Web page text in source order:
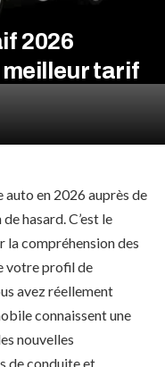
2026
tarif
auto en 2026 auprès de
hasard. C’est le
la compréhension des
votre profil de
avez réellement
connaissent une
nouvelles
de conduite et